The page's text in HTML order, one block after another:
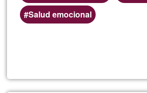
Salud emocional